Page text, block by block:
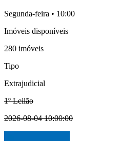
Segunda-feira • 10:00
Imóveis disponíveis
280 imóveis
Tipo
Extrajudicial
1º Leilão
2026-08-04 10:00:00